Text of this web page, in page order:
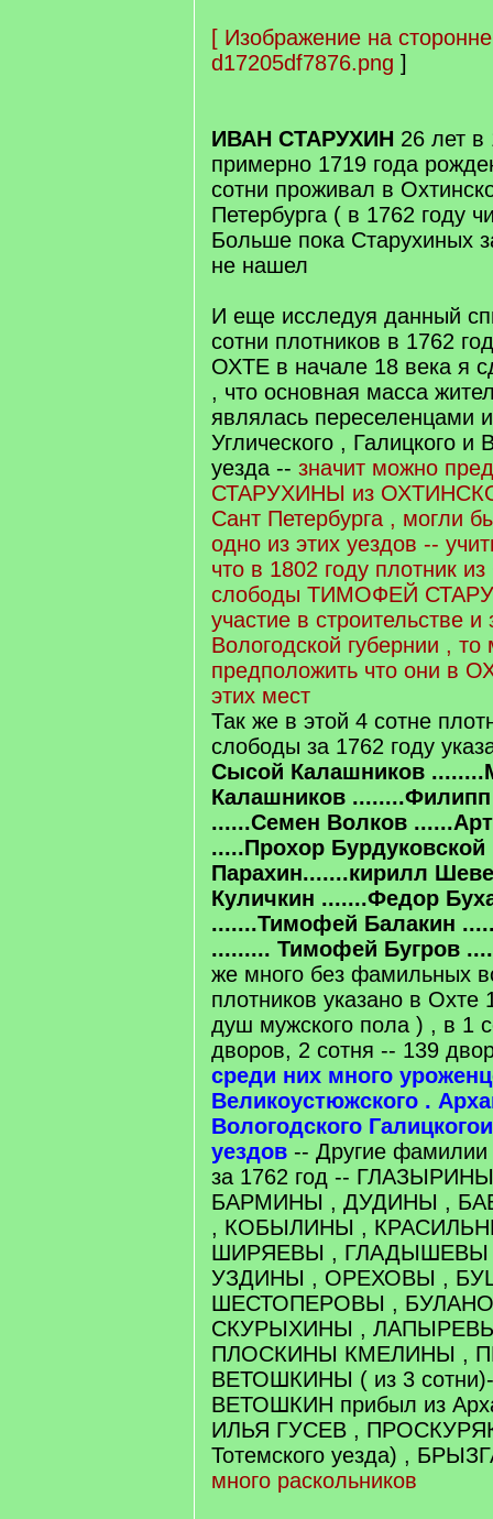
[ Изображение на
d17205df7876.png ]
ИВАН СТАРУХИН 26 лет в
примерно 1719 года
сотни проживал в
Петербурга ( в 1762 году
Больше пока Старухиных
не нашел
И еще исследуя данный
сотни плотников в 1762
ОХТЕ в начале 18 века я
, что основная масса
являлась переселенцами
Углического , Галицкого и
уезда -- значит можно
СТАРУХИНЫ из
Сант Петербурга , могли
одно из этих уездов --
что в 1802 году плотник
слободы ТИМОФЕЙ
участие в строительстве
Вологодской губернии ,
предположить что они в
этих мест
Так же в этой 4 сотне
слободы за 1762 году
Сысой Калашников
Калашников
......Семен Волков
.....Прохор
Парахин.......кирилл
Куличкин .......Федор
.......Тимофей Балакин
......... Тимофей Бугров
же много без фамильных
плотников указано в Охте
душ мужского пола ) , в 1
дворов, 2 сотня -- 139
среди них много
Великоустюжского .
Вологодского
уездов -- Другие фамилии
за 1762 год --
БАРМИНЫ , ДУДИНЫ ,
, КОБЫЛИНЫ ,
ШИРЯЕВЫ , ГЛАДЫШЕВЫ
УЗДИНЫ , ОРЕХОВЫ ,
ШЕСТОПЕРОВЫ ,
СКУРЫХИНЫ ,
ПЛОСКИНЫ КМЕЛИНЫ ,
ВЕТОШКИНЫ ( из 3
ВЕТОШКИН прибыл из
ИЛЬЯ ГУСЕВ ,
Тотемского уезда) ,
много раскольников